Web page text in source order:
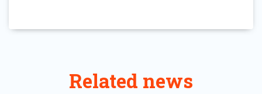
Related news